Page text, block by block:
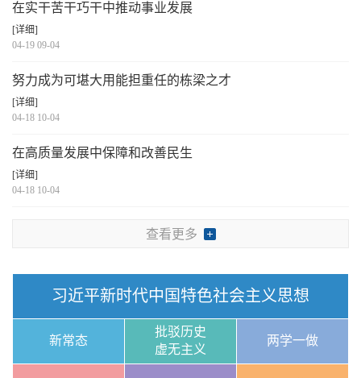
在实干苦干巧干中推动事业发展
[详细]
04-19 09-04
努力成为可堪大用能担重任的栋梁之才
[详细]
04-18 10-04
在高质量发展中保障和改善民生
[详细]
04-18 10-04
查看更多
习近平新时代中国特色社会主义思想
新常态
批驳历史
虚无主义
两学一做